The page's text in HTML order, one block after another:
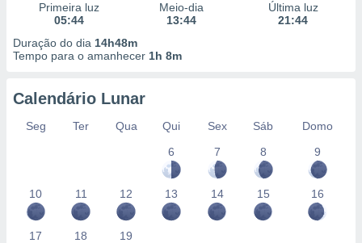
Primeira luz
05:44
Meio-dia
13:44
Última luz
21:44
Duração do dia 14h48m
Tempo para o amanhecer 1h 8m
Calendário Lunar
Seg Ter Qua Qui Sex Sáb
Domo
6
7 8 9
10 11 12 13 14 15 16
17 18 19